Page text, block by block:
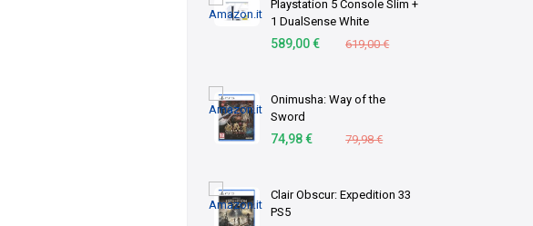
Playstation 5 Console Slim +
1 DualSense White
589,00 € 619,00 €
Onimusha: Way of the
Sword
74,98 € 79,98 €
Clair Obscur: Expedition 33
PS5